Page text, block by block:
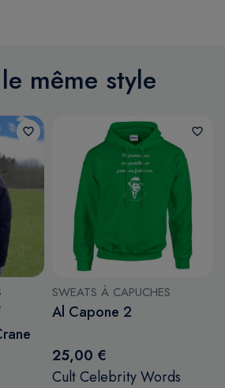
même style
favorite_border favorite_border
SWEATS À CAPUCHES
Al Capone 2
25,00 €
Cult Celebrity Words